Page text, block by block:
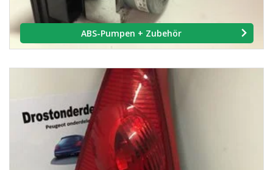
ABS-Pumpen + Zubehör